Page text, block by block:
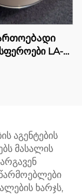
LA-
აგენტების
მასალის
ხარჯს,